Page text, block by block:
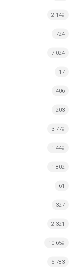
2 149
724
7 024
17
406
203
3 779
1 449
1 802
61
327
2 321
10 659
5 783